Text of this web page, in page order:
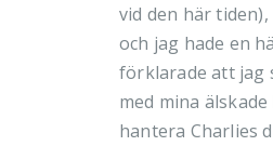
vid den här
och jag hade en
förklarade att jag
med mina
hantera Charlies